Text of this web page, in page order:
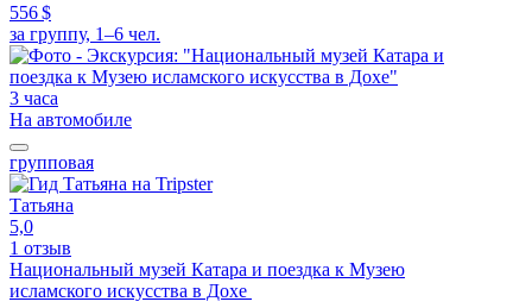
556 $
за группу, 1–6 чел.
3 часа
На автомобиле
групповая
Татьяна
5,0
1 отзыв
Национальный музей Катара и поездка к Музею
исламского искусства в Дохе